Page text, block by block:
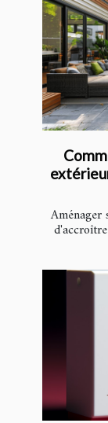
Aménager